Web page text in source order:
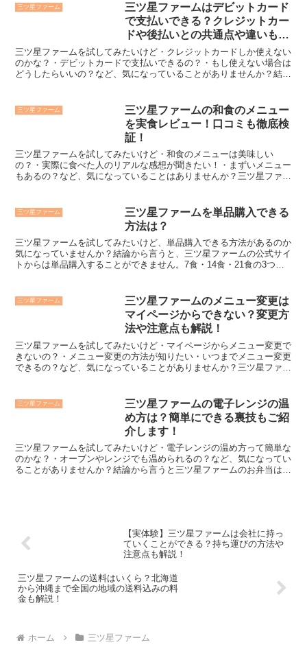
三ツ星ファーム
三ツ星ファームはデビットカード
で支払いできる？クレジットカー
ドや後払いとの共通点や違いも解
説！
三ツ星ファームを試してみたいけど・クレジットカードしか使えない
のかな？・デビットカードで支払いできるの？・もし使えない場合は
どうしたらいいの？など、気になっていることがありませんか？結論
三ツ星ファーム
三ツ星ファームの和食のメニュー
を実食レビュー！口コミも徹底検
証！
三ツ星ファームを試してみたいけど・和食のメニューは美味しい
の？・実際に食べた人のリアルな感想が聞きたい！・まずいメニュー
もあるの？など、気になっていることはありませんか？三ツ星ファー
三ツ星ファーム
三ツ星ファームを単品購入できる
方法は？
三ツ星ファームを試してみたいけど、単品購入できる方法があるのか
気になっていませんか？結論から言うと、三ツ星ファームの公式サイ
トからは単品購入することができません。7食・14食・21食の3つの
三ツ星ファーム
三ツ星ファームのメニュー変更は
マイページからできない？変更方
法や注意点も解説！
三ツ星ファームを試してみたいけど・マイページからメニュー変更で
きないの？・メニュー変更の方法が知りたい・いつまでメニュー変更
できるの？など、気になっていることがありませんか？三ツ星ファー
三ツ星ファーム
三ツ星ファームの電子レンジの温
め方は？簡単にできる裏技もご紹
介します！
三ツ星ファームを試してみたいけど・電子レンジの温め方って簡単な
のかな？・オーブンやレンジでも温められるの？など、気になってい
ることがありませんか？結論から言うと三ツ星ファームのお弁当は冷
【実体験】三ツ星ファームは会社に持っ
ていくことができる？持ち運びの方法や
注意点も解説！
三ツ星ファームの送料はいくら？北海道
から沖縄まで全国の地域の送料込みの料
金も解説！
ホーム 三ツ星ファーム